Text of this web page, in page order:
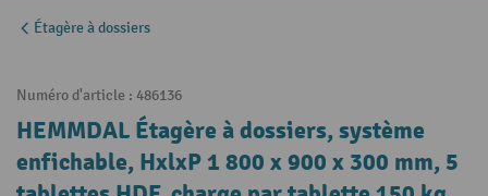
Étagère à dossiers
Numéro d'article : 486136
HEMMDAL Étagère à dossiers, système
enfichable, HxlxP 1 800 x 900 x 300 mm, 5